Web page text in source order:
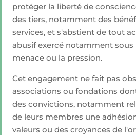
protéger la liberté de
des tiers, notamment des
services, et s'abstient de tout
abusif exercé notamment sous
menace ou la pression.
Cet engagement ne fait pas
associations ou fondations
des convictions, notamment
de leurs membres une
valeurs ou des croyances de